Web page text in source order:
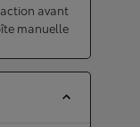
avant
manuelle